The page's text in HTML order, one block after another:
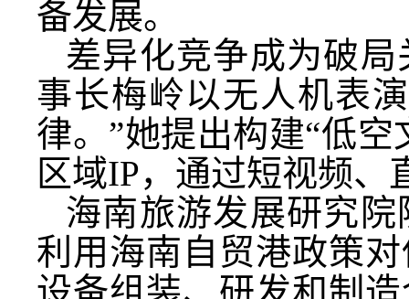
备发展。
差异化竞争成为破
事长梅岭以无人机表
律。”她提出构建“低
区域IP，通过短视频、
海南旅游发展研究
利用海南自贸港政策